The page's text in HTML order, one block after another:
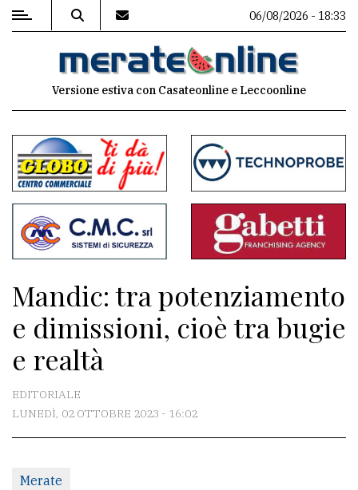
MENU
commenti
Contenuti
del
sito
Associazioni
Meteo
CONTATTI
Scrivici
06/08/2026 - 18:33
Versione estiva con Casateonline e Leccoonline
Mandic: tra potenziamento
e dimissioni, cioè tra bugie
e realtà
EDITORIALE
LUNEDÌ, 02 OTTOBRE 2023 - 16:02
Merate